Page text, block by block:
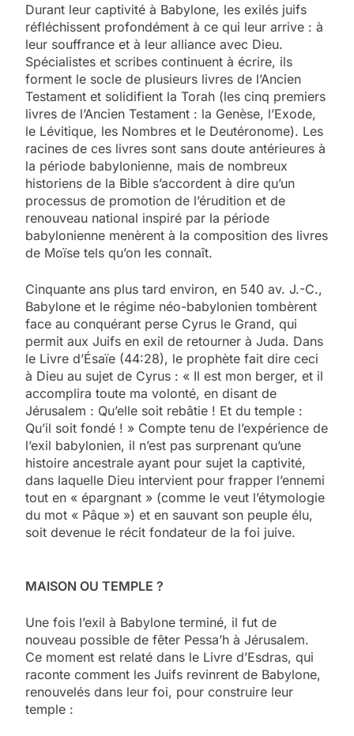
Durant leur captivité à Babylone, les exilés juifs
réfléchissent profondément à ce qui leur arrive : à
leur souffrance et à leur alliance avec Dieu.
Spécialistes et scribes continuent à écrire, ils
forment le socle de plusieurs livres de l’Ancien
Testament et solidifient la Torah (les cinq premiers
livres de l’Ancien Testament : la Genèse, l’Exode,
le Lévitique, les Nombres et le Deutéronome). Les
racines de ces livres sont sans doute antérieures à
la période babylonienne, mais de nombreux
historiens de la Bible s’accordent à dire qu’un
processus de promotion de l’érudition et de
renouveau national inspiré par la période
babylonienne menèrent à la composition des livres
de Moïse tels qu’on les connaît.
Cinquante ans plus tard environ, en 540 av. J.-C.,
Babylone et le régime néo-babylonien tombèrent
face au conquérant perse Cyrus le Grand, qui
permit aux Juifs en exil de retourner à Juda. Dans
le Livre d’Ésaïe (44:28), le prophète fait dire ceci
à Dieu au sujet de Cyrus : « Il est mon berger, et il
accomplira toute ma volonté, en disant de
Jérusalem : Qu’elle soit rebâtie ! Et du temple :
Qu’il soit fondé ! » Compte tenu de l’expérience de
l’exil babylonien, il n’est pas surprenant qu’une
histoire ancestrale ayant pour sujet la captivité,
dans laquelle Dieu intervient pour frapper l’ennemi
tout en « épargnant » (comme le veut l’étymologie
du mot « Pâque ») et en sauvant son peuple élu,
soit devenue le récit fondateur de la foi juive.
MAISON OU TEMPLE ?
Une fois l’exil à Babylone terminé, il fut de
nouveau possible de fêter Pessa’h à Jérusalem.
Ce moment est relaté dans le Livre d’Esdras, qui
raconte comment les Juifs revinrent de Babylone,
renouvelés dans leur foi, pour construire leur
temple :